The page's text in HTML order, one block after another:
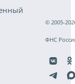
© 2005-
ФНС